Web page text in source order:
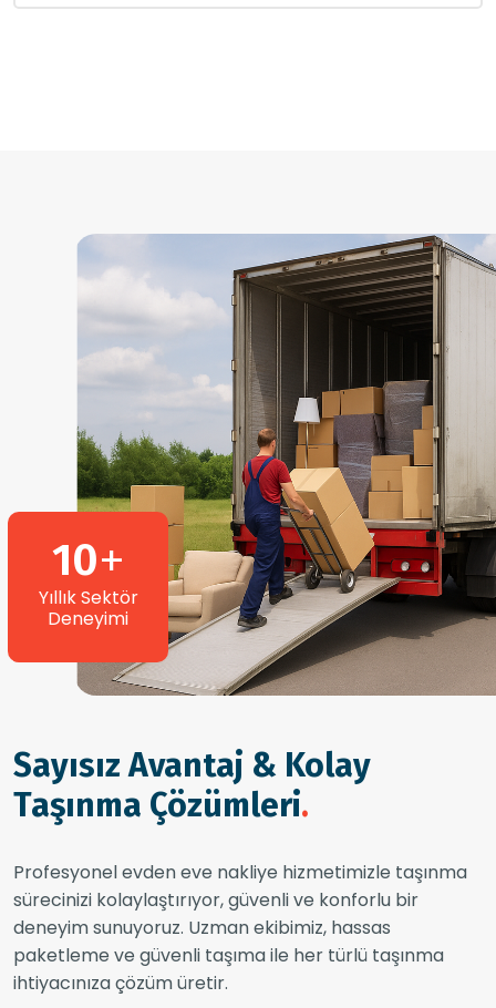
10+
Yıllık Sektör
Deneyimi
Sayısız Avantaj & Kolay
Taşınma Çözümleri.
Profesyonel evden eve nakliye hizmetimizle taşınma
sürecinizi kolaylaştırıyor, güvenli ve konforlu bir
deneyim sunuyoruz. Uzman ekibimiz, hassas
paketleme ve güvenli taşıma ile her türlü taşınma
ihtiyacınıza çözüm üretir.